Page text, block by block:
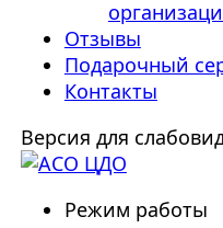
Отзывы
Подарочный
Контакты
Версия для
Режим работы